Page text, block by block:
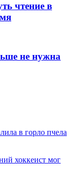
чтение в
не нужна
в горло пчела
хоккеист мог